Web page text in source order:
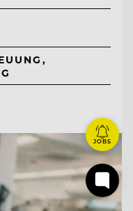
JOBS